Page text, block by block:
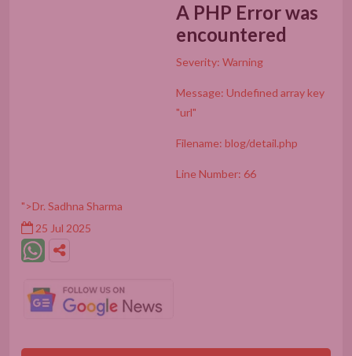
A PHP Error was
encountered
Severity: Warning
Message: Undefined array key
"url"
Filename: blog/detail.php
Line Number: 66
">Dr. Sadhna Sharma
25 Jul 2025